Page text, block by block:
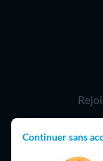
Continuer sans